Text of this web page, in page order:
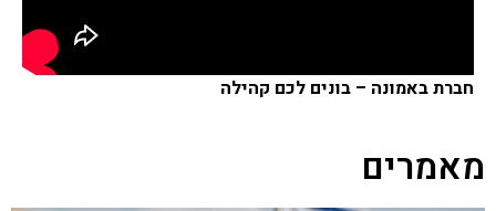
חברת באמונה – בונים לכם קהילה
מאמרים